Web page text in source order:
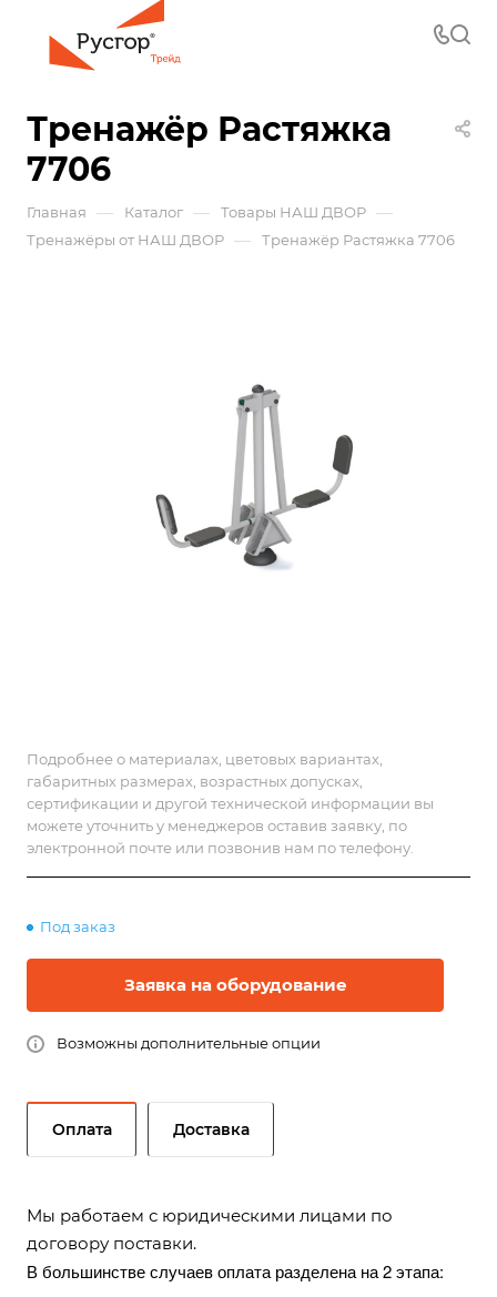
Тренажёр Растяжка
7706
Главная — Каталог — Товары НАШ ДВОР —
Тренажёры от НАШ ДВОР — Тренажёр Растяжка 7706
Подробнее о материалах, цветовых вариантах,
габаритных размерах, возрастных допусках,
сертификации и другой технической информации вы
можете уточнить у менеджеров оставив заявку, по
электронной почте или позвонив нам по телефону.
Под заказ
Заявка на оборудование
Возможны дополнительные опции
Оплата Доставка
Мы работаем с юридическими лицами по
договору поставки.
В большинстве случаев оплата разделена на 2 этапа: